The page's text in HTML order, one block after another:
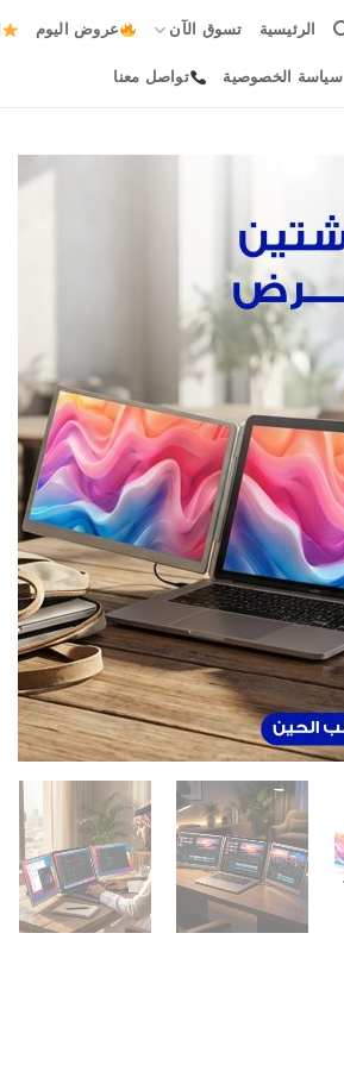
الرئيسية تسوق الآن عروض اليوم
سياسة الخصوصية تواصل معنا